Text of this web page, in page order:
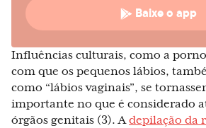
Baixe o app
Influências culturais, como a
com que os pequenos lábios,
como “lábios vaginais”, se
importante no que é considerado
órgãos genitais (3). Adepilação da